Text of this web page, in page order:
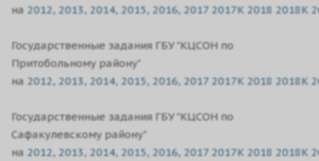
на 2012, 2013, 2014, 2015, 2016, 20172017K 2018 2018K
Государственные задания ГБУ "КЦСОН по
Притобольному району"
на 2012, 2013, 2014, 2015, 2016, 20172017K 2018 2018K
Государственные задания ГБУ "КЦСОН по
Сафакулевскому району"
на 2012, 2013, 2014, 2015, 2016, 20172017K 2018 2018K